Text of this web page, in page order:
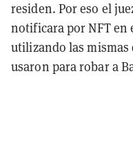
residen. Por eso el
notificara por NFT en
utilizando las mismas
usaron para robar a